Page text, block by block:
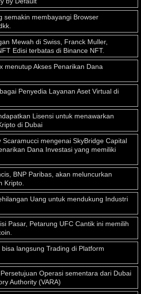
semakin membayangi Browser
Mewah di Swiss, Franck Muller,
Edisi terbatas di Binance NFT.
menutup Akses Penarikan Dana
Penyedia Layanan Aset Virtual di
Lisensi untuk menawarkan
di Dubai
Scaramucci mengenai SkyBridge Capital
Dana Investasi yang memiliki
BNP Paribas, akan meluncurkan
Kripto.
Uang untuk mendukung Industri
Pasar, Petarung UFC Cantik ini memilih
langsung Trading di Platform
Operasi sementara dari Dubai
Authority (VARA)